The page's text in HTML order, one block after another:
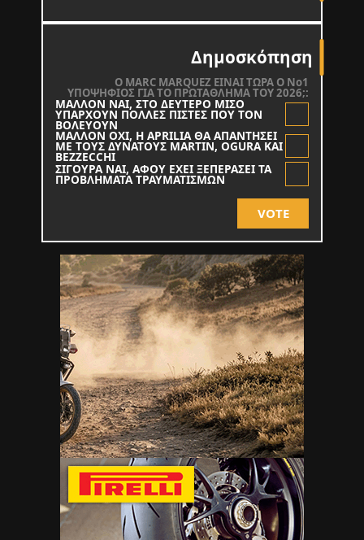
Δημοσκόπηση
O MARC MARQUEZ ΕΙΝΑΙ ΤΩΡΑ Ο Νο1
ΥΠΟΨΗΦΙΟΣ ΓΙΑ ΤΟ ΠΡΩΤΑΘΛΗΜΑ ΤΟΥ 2026;:
ΜΑΛΛΟΝ ΝΑΙ, ΣΤΟ ΔΕΥΤΕΡΟ ΜΙΣΟ
ΥΠΑΡΧΟΥΝ ΠΟΛΛΕΣ ΠΙΣΤΕΣ ΠΟΥ ΤΟΝ
ΒΟΛΕΥΟΥΝ
ΜΑΛΛΟΝ ΟΧΙ, Η APRILIA ΘΑ ΑΠΑΝΤΗΣΕΙ
ΜΕ ΤΟΥΣ ΔΥΝΑΤΟΥΣ MARTIN, OGURA KAI
BEZZECCHI
ΣΙΓΟΥΡΑ ΝΑΙ, ΑΦΟΥ ΕΧΕΙ ΞΕΠΕΡΑΣΕΙ ΤΑ
ΠΡΟΒΛΗΜΑΤΑ ΤΡΑΥΜΑΤΙΣΜΩΝ
VOTE